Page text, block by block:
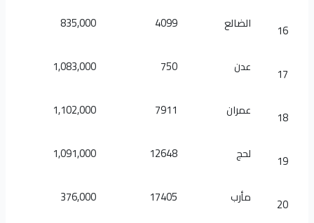
16 الضالع 4099
835,000
17 عدن 750
1,083,000
18 عمران 7911
1,102,000
19 لحج 12648
1,091,000
20 مأرب 17405
376,000